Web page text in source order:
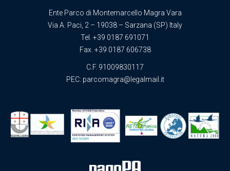
Ente Parco di Montemarcello Magra Vara
Via A. Paci, 2 – 19038 – Sarzana (SP) Italy
Tel. +39 0187 691071
Fax. +39 0187 606738
C.F. 91009830117
PEC: parcomagra@legalmail.it